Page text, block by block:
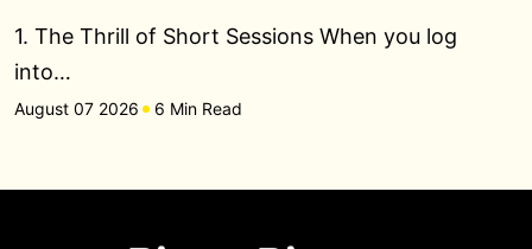
1. The Thrill of Short Sessions When you log
into…
August 07 2026 6 Min Read